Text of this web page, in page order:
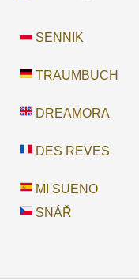
SENNIK
TRAUMBUCH
DREAMORA
DES REVES
MI SUENO
SNÁŘ